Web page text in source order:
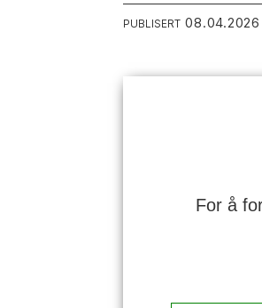
PUBLISERT
For å